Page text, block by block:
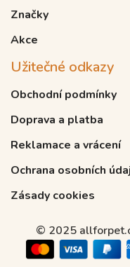
Značky
Akce
Užitečné odkazy
Obchodní podmínky
Doprava a platba
Reklamace a vrácení
Ochrana osobních
Zásady cookies
© 2025